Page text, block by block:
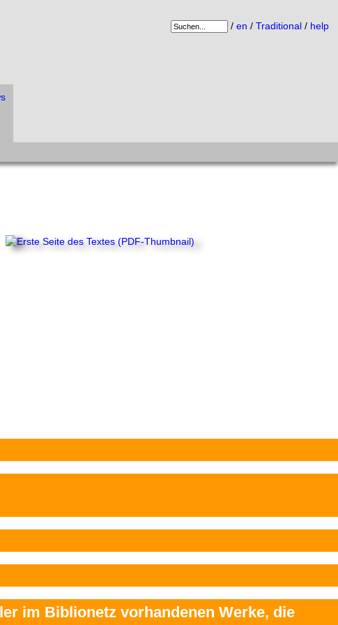
/ en / Traditional/ help